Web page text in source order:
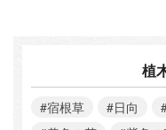
植
#宿根草 #日向